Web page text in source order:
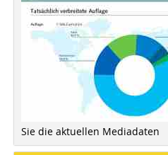
Sie die aktuellen Mediadaten